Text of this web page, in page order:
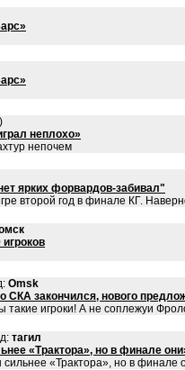
неплохо»
непочем
ярких форвардов-забивал"
второй год в финале КГ.
Omsk
СКА закончился, нового
игроки! А не соплежуи
тагил
«Трактора», но в финале
«Трактора», но в